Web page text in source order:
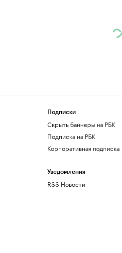
Подписки
Скрыть баннеры на РБК
Подписка на РБК
Корпоративная подписка
Уведомления
RSS Новости